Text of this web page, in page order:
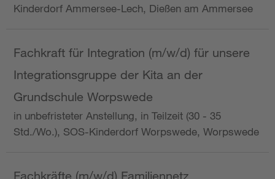
Kinderdorf Ammersee-Lech, Dießen am Ammersee
Fachkraft für Integration (m/w/d) für unsere
Integrationsgruppe der Kita an der
Grundschule Worpswede
in unbefristeter Anstellung, in Teilzeit (30 - 35
Std./Wo.), SOS-Kinderdorf Worpswede, Worpswede
Fachkräfte (m/w/d) Familiennetz